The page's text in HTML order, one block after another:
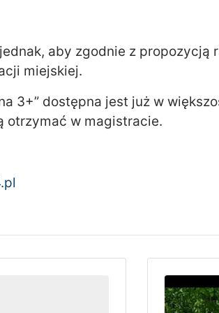
aby zgodnie z propozycją
miejskiej.
3+” dostępna jest już w
otrzymać w magistracie.